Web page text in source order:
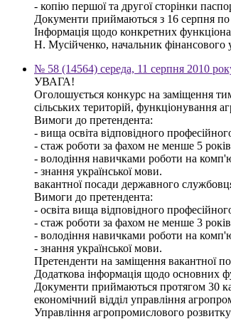
- копію першої та другої сторінки
Документи приймаються з 16 серпня
Інформація щодо конкретних
Н. Мусійченко, начальник фінансового
№ 58 (14564) середа, 11 серпня 2010
УВАГА!
Оголошується конкурс на заміщення
сільських територій, функціонування
Вимоги до претендента:
- вища освіта відповідного
- стаж роботи за фахом не менше 5
- володіння навичками роботи на
- знання української мови.
вакантної посади державного
Вимоги до претендента:
- освіта вища відповідного
- стаж роботи за фахом не менше 3
- володіння навичками роботи на
- знання української мови.
Претенденти на заміщення вакантної
Додаткова інформація щодо основних
Документи приймаються протягом 30
економічний відділ управління
Управління агропромислового